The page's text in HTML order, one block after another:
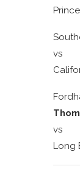
vs
vs
Long